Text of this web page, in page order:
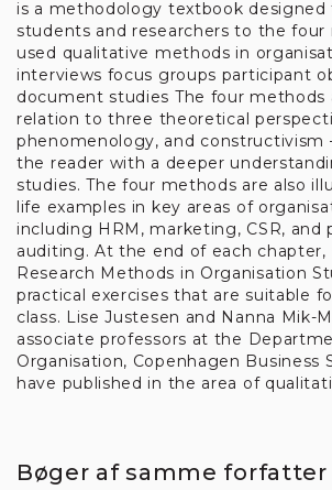
Når du besøger Stakbogladens
anvender vi cookies til at registrere,
kunder ser på i butikken, styre
at måle trafikken på hjemmesiden.
disse oplysninger til at forbedre
hjemmeside, tilpasse vores
vores service.
Du kan til- og fravælge cookies ved
knapperne herunder. Du kan til
eller trække dit samtykke tilbage.
Læs mere i vores cookiepolitik
is a methodology textbook
students and researchers to the
used qualitative methods in
interviews focus groups participant
document studies The four methods
relation to three theoretical
phenomenology, and constructivism
the reader with a deeper
studies. The four methods are also
life examples in key areas of
including HRM, marketing, CSR, and
auditing. At the end of each chapter,
Research Methods in Organisation
practical exercises that are suitable
class. Lise Justesen and Nanna Mik-
associate professors at the
Organisation, Copenhagen Business
have published in the area of
Bøger af samme forfatter